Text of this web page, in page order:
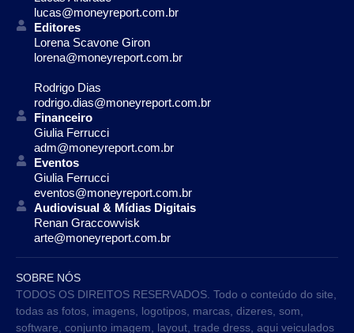
lucas@moneyreport.com.br
Editores
Lorena Scavone Giron
lorena@moneyreport.com.br
Rodrigo Dias
rodrigo.dias@moneyreport.com.br
Financeiro
Giulia Ferrucci
adm@moneyreport.com.br
Eventos
Giulia Ferrucci
eventos@moneyreport.com.br
Audiovisual & Mídias Digitais
Renan Graccowvisk
arte@moneyreport.com.br
SOBRE NÓS
TODOS OS DIREITOS RESERVADOS. Todo o conteúdo do site,
todas as fotos, imagens, logotipos, marcas, dizeres, som,
software, conjunto imagem, layout, trade dress, aqui veiculados